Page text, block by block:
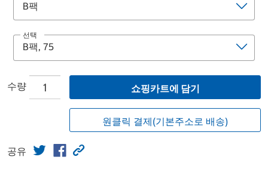
선택
수량 쇼핑카트에 담기
원클릭 결제(기본주소로 배송)
공유